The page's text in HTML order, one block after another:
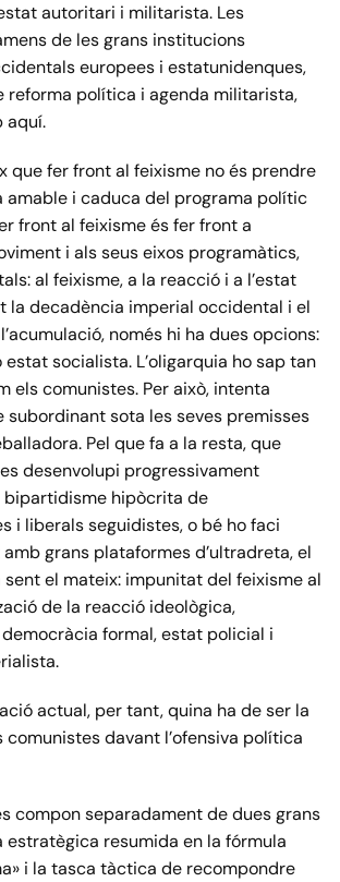
autoritari i militarista. Les
de les grans institucions
europees i estatunidenques,
reforma política i agenda militarista,
aquí.
que fer front al feixisme no és prendre
amable i caduca del programa polític
front al feixisme és fer front a
i als seus eixos programàtics,
al feixisme, a la reacció i a l’estat
la decadència imperial occidental i el
només hi ha dues opcions:
socialista. L’oligarquia ho sap tan
els comunistes. Per això, intenta
subordinant sota les seves premisses
Pel que fa a la resta, que
desenvolupi progressivament
hipòcrita de
i liberals seguidistes, o bé ho faci
grans plataformes d’ultradreta, el
el mateix: impunitat del feixisme al
de la reacció ideològica,
formal, estat policial i
actual, per tant, quina ha de ser la
davant l’ofensiva política
compon separadament de dues grans
estratègica resumida en la fórmula
i la tasca tàctica de recompondre